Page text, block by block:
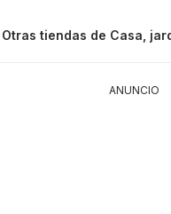
Otras tiendas de Casa,
ANUNCIO